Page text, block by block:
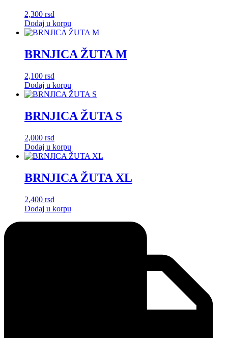
2,300 rsd
Dodaj u korpu
BRNJICA ŽUTA M
2,100 rsd
Dodaj u korpu
BRNJICA ŽUTA S
2,000 rsd
Dodaj u korpu
BRNJICA ŽUTA XL
2,400 rsd
Dodaj u korpu